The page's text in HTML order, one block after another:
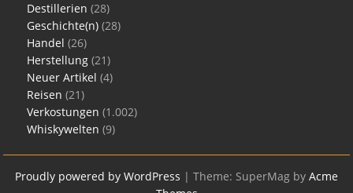
Destillerien (28)
Geschichte(n) (28)
Handel (26)
Herstellung (21)
Neuer Artikel (4)
Reisen (21)
Verkostungen (1.002)
Whiskywelten (9)
Proudly powered by WordPress | Theme: SuperMag by Acme